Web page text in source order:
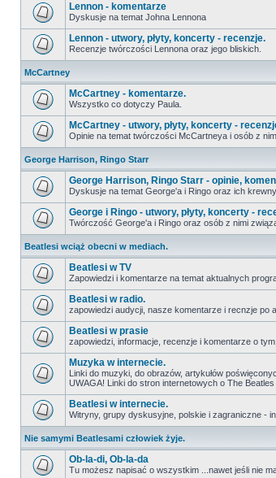
Lennon - komentarze
Dyskusje na temat Johna Lennona
Lennon - utwory, płyty, koncerty - recenzje.
Recenzje twórczości Lennona oraz jego bliskich.
McCartney
McCartney - komentarze.
Wszystko co dotyczy Paula.
McCartney - utwory, płyty, koncerty -
Opinie na temat twórczości McCartneya i osób z
George Harrison, Ringo Starr
George Harrison, Ringo Starr - opinie,
Dyskusje na temat George'a i Ringo oraz ich
George i Ringo - utwory, płyty, koncerty -
Twórczość George'a i Ringo oraz osób z nimi
Beatlesi wciąż obecni w mediach.
Beatlesi w TV
Zapowiedzi i komentarze na temat aktualnych
Beatlesi w radio.
zapowiedzi audycji, nasze komentarze i recnzje po
Beatlesi w prasie
zapowiedzi, informacje, recenzje i komentarze o
Muzyka w internecie.
Linki do muzyki, do obrazów, artykułów
UWAGA! Linki do stron internetowych o The
Beatlesi w internecie.
Witryny, grupy dyskusyjne, polskie i zagraniczne -
Nie samymi Beatlesami człowiek żyje.
Ob-la-di, Ob-la-da
Tu możesz napisać o wszystkim ...nawet jeśli nie